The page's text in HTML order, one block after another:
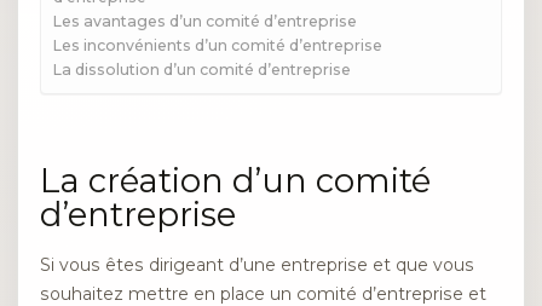
Les avantages d’un comité d’entreprise
Les inconvénients d’un comité d’entreprise
La dissolution d’un comité d’entreprise
La création d’un comité
d’entreprise
Si vous êtes dirigeant d’une entreprise et que vous
souhaitez mettre en place un comité d’entreprise et